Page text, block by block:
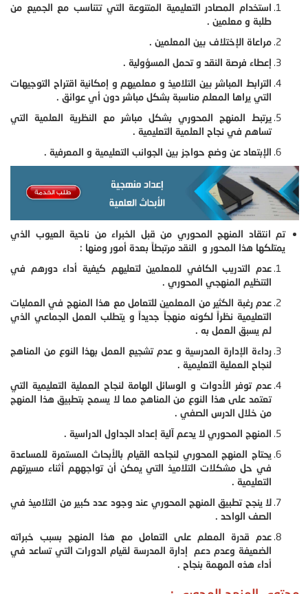
استخدام المصادر التعليمية المتنوعة التي تتناسب مع الجميع من
طلبة و معلمين .
مراعاة الإختلاف بين المعلمين .
إعطاء فرصة النقد و تحمل المسؤولية .
الترابط المباشر بين التلاميذ و معلميهم و إمكانية اقتراح التوجيهات
التي يراها المعلم مناسبة بشكل مباشر دون أي عوائق .
يرتبط المنهج المحوري بشكل مباشر مع النظرية العلمية التي
تساهم في نجاح العلمية التعليمية .
الإبتعاد عن وضع حواجز بين الجوانب التعليمية و المعرفية .
تم انتقاد المنهج المحوري من قبل الخبراء من ناحية العيوب الذي
يمتلكها هذا المحور و النقد مرتبطاً بعدة أمور ومنها :
عدم التدريب الكافي للمعلمين لتعليهم كيفية أداء دورهم في
التنظيم المنهجي المحوري .
عدم رغبة الكثير من المعلمين للتعامل مع هذا المنهج في العمليات
التعليمية نظراً لكونه منهجاً جديداً و يتطلب العمل الجماعي الذي
لم يسبق العمل به .
رداءة الإدارة المدرسية و عدم تشجيع العمل بهذا النوع من المناهج
لنجاح العملية التعليمية .
عدم توفر الأدوات و الوسائل الهامة لنجاح العملية التعليمية التي
تعتمد على هذا النوع من المناهج مما لا يسمح بتطبيق هذا المنهج
من خلال الدرس الصفي .
المنهج المحوري لا يدعم آلية إعداد الجداول الدراسية .
يحتاج المنهج المحوري لنجاحه القيام بالأبحاث المستمرة للمساعدة
في حل مشكلات التلاميذ التي يمكن أن تواجههم أثناء مسيرتهم
التعليمية .
لا ينجح تطبيق المنهج المحوري عند وجود عدد كبير من التلاميذ في
الصف الواحد .
عدم قدرة المعلم على التعامل مع هذا المنهج بسبب خبراته
الضعيفة وعدم دعم إدارة المدرسة لقيام الدورات التي تساعد في
أداء هذه المهمة بنجاح .